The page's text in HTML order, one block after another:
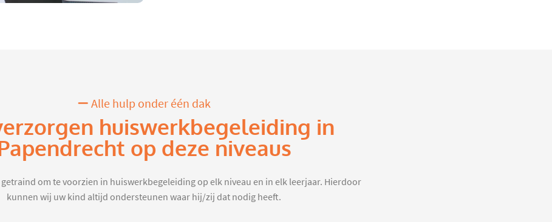
Alle hulp onder één dak
huiswerkbegeleiding in
op deze niveaus
getraind om te voorzien in huiswerkbegeleiding op elk niveau en in elk leerjaar. Hierdoor
kunnen wij uw kind altijd ondersteunen waar hij/zij dat nodig heeft.